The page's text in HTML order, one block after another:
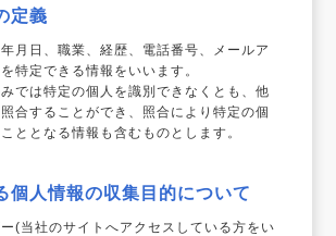
定義
月日、職業、経歴、電話番号、メールア
特定できる情報をいいます。
では特定の個人を識別できなくとも、他
合することができ、照合により特定の個
ととなる情報も含むものとします。
個人情報の収集目的について
(当社のサイトへアクセスしている方をい